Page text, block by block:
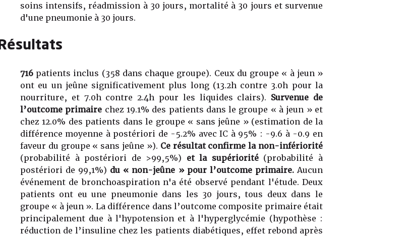
soins intensifs, réadmission à 30 jours, mortalité à 30 jours et survenue
d'une pneumonie à 30 jours.
Résultats
716 patients inclus (358 dans chaque groupe). Ceux du groupe « à jeun »
ont eu un jeûne significativement plus long (13.2h contre 3.0h pour la
nourriture, et 7.0h contre 2.4h pour les liquides clairs). Survenue de
l’outcome primaire chez 19.1% des patients dans le groupe « à jeun » et
chez 12.0% des patients dans le groupe « sans jeûne » (estimation de la
différence moyenne à postériori de -5.2% avec IC à 95% : -9.6 à -0.9 en
faveur du groupe « sans jeûne »). Ce résultat confirme la non-infériorité
(probabilité à postériori de >99,5%) et la supériorité(probabilité à
postériori de 99,1%) du « non-jeûne » pour l’outcome primaire.Aucun
événement de bronchoaspiration n'a été observé pendant l'étude. Deux
patients ont eu une pneumonie dans les 30 jours, tous deux dans le
groupe « à jeun ». La différence dans l’outcome composite primaire était
principalement due à l'hypotension et à l'hyperglycémie (hypothèse :
réduction de l’insuline chez les patients diabétiques, effet rebond après